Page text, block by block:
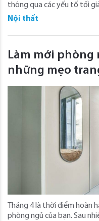
thông qua các yếu tố tối
Nội thất
Làm mới phòng
những mẹo
Tháng 4 là thời điểm hoàn
phòng ngủ của bạn. Sau